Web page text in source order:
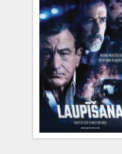
Kino
Klubs